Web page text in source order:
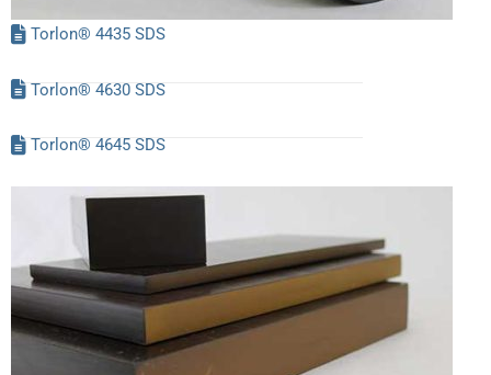
Torlon® 4435 SDS
Torlon® 4630 SDS
Torlon® 4645 SDS